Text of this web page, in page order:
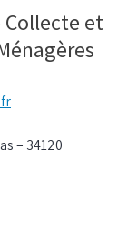
et
– 34120